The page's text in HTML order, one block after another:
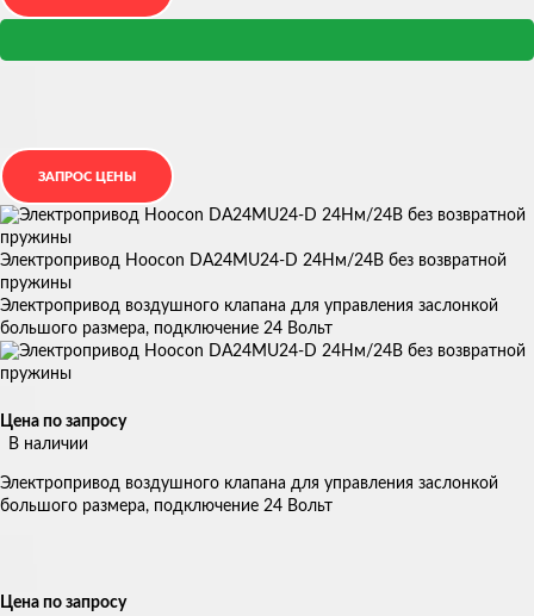
Электропривод Hoocon DA24MU24-D 24Нм/24В без возвратной
пружины
Электропривод воздушного клапана для управления заслонкой
большого размера, подключение 24 Вольт
Цена по запросу
В наличии
Электропривод воздушного клапана для управления заслонкой
большого размера, подключение 24 Вольт
Цена по запросу